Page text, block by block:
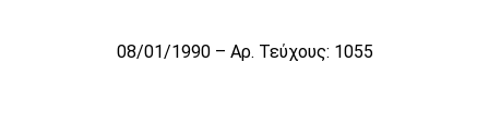
Το αρχείο προσωρινά δεν είναι διαθέσιμο για πώληση
08/01/1990 – Αρ. Τεύχους: 1055